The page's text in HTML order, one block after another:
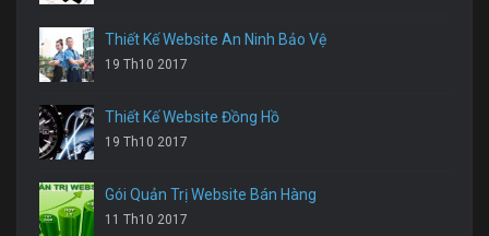
Thiết Kế Website An Ninh Bảo Vệ
19 Th10 2017
Thiết Kế Website Đồng Hồ
19 Th10 2017
Gói Quản Trị Website Bán Hàng
11 Th10 2017